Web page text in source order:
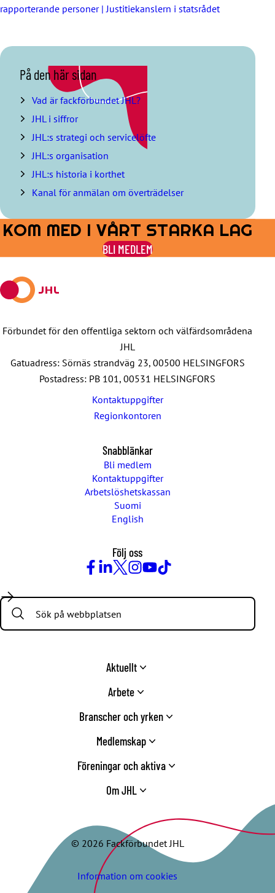
rapporterande personer | Justitiekanslern i statsrådet
H
o
p
a
ö
e
r
n
e
h
l
s
ö
t
k
På den här sidan
Vad är fackförbundet JHL?
JHL i siffror
JHL:s strategi och servicelöfte
JHL:s organisation
JHL:s historia i korthet
Kanal för anmälan om överträdelser
KOM MED I VÅRT STARKA LAG
BLI MEDLEM
Förbundet för den offentliga sektorn och välfärdsområdena
JHL
Gatuadress: Sörnäs strandväg 23, 00500 HELSINGFORS
Postadress: PB 101, 00531 HELSINGFORS
Kontaktuppgifter
Regionkontoren
Snabblänkar
Bli medlem
Kontaktuppgifter
Arbetslöshetskassan
Suomi
English
Följ oss
Search:
Aktuellt
Arbete
Branscher och yrken
Medlemskap
Föreningar och aktiva
Om JHL
© 2026 Fackförbundet JHL
Information om cookies